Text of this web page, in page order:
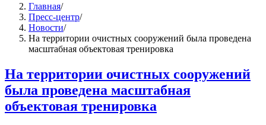
Главная/
Пресс-центр/
Новости/
На территории очистных сооружений была проведена
масштабная объектовая тренировка
На территории очистных сооружений
была проведена масштабная
объектовая тренировка